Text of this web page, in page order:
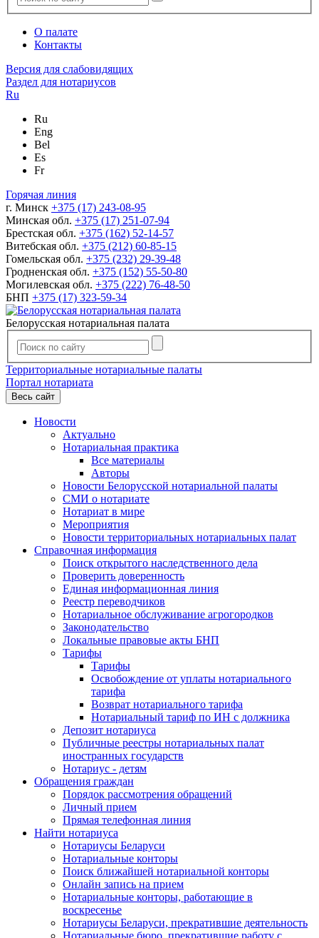
О палате
Контакты
Версия для слабовидящих
Раздел для нотариусов
Ru
Ru
Eng
Bel
Es
Fr
Горячая линия
г. Минск +375 (17) 243-08-95
Минская обл. +375 (17) 251-07-94
Брестская обл. +375 (162) 52-14-57
Витебская обл. +375 (212) 60-85-15
Гомельская обл. +375 (232) 29-39-48
Гродненская обл. +375 (152) 55-50-80
Могилевская обл. +375 (222) 76-48-50
БНП +375 (17) 323-59-34
Белорусская нотариальная палата
Территориальные нотариальные палаты
Портал нотариата
Весь сайт
Новости
Актуально
Нотариальная практика
Все материалы
Авторы
Новости Белорусской нотариальной палаты
СМИ о нотариате
Нотариат в мире
Мероприятия
Новости территориальных нотариальных палат
Справочная информация
Поиск открытого наследственного дела
Проверить доверенность
Единая информационная линия
Реестр переводчиков
Нотариальное обслуживание агрогородков
Законодательство
Локальные правовые акты БНП
Тарифы
Тарифы
Освобождение от уплаты нотариального
тарифа
Возврат нотариального тарифа
Нотариальный тариф по ИН с должника
Депозит нотариуса
Публичные реестры нотариальных палат
иностранных государств
Нотариус - детям
Обращения граждан
Порядок рассмотрения обращений
Личный прием
Прямая телефонная линия
Найти нотариуса
Нотариусы Беларуси
Нотариальные конторы
Поиск ближайшей нотариальной конторы
Онлайн запись на прием
Нотариальные конторы, работающие в
воскресенье
Нотариусы Беларуси, прекратившие деятельность
Нотариальные бюро, прекратившие работу с